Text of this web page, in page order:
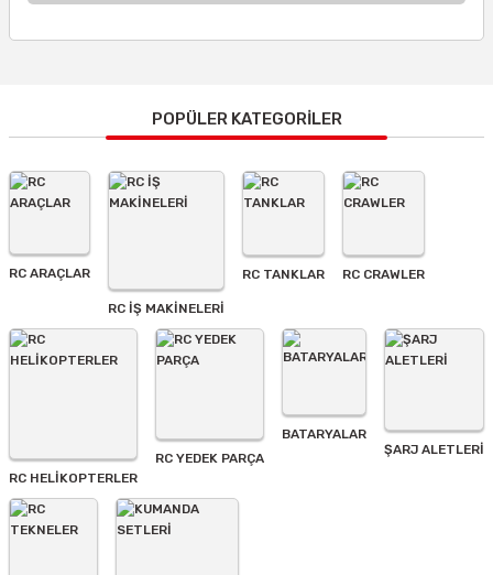
Görüş ve önerileriniz için teşekkür ederiz.
Ürün resmi kalitesiz, bozuk veya görüntülenemiyor.
Ürün açıklamasında eksik bilgiler bulunuyor.
Ürün fiyatı diğer sitelerden daha pahalı.
Bu ürüne benzer farklı alternatifler olmalı.
Gönder
POPÜLER KATEGORİLER
RC ARAÇLAR
RC İŞ MAKİNELERİ
RC TANKLAR RC CRAWLER
RC HELİKOPTERLER
RC YEDEK PARÇA
BATARYALAR
ŞARJ ALETLERI